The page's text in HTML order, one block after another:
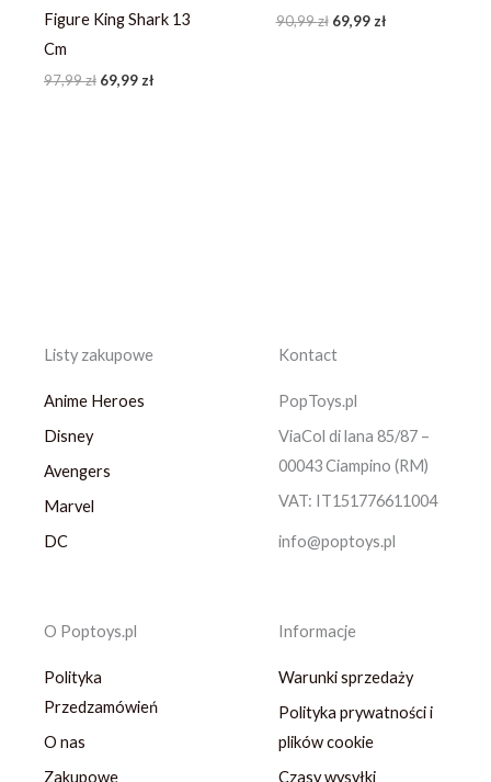
Figure King Shark 13
Cm
97,99zł 69,99 zł
90,99zł 69,99 zł
Listy zakupowe
Anime Heroes
Disney
Avengers
Marvel
DC
Kontact
PopToys.pl
ViaCol di lana 85/87 –
00043 Ciampino (RM)
VAT: IT151776611004
info@poptoys.pl
O Poptoys.pl
Polityka
Przedzamówień
O nas
Zakupowe
Informacje
Warunki sprzedaży
Polityka prywatności i
plików cookie
Czasy wysyłki